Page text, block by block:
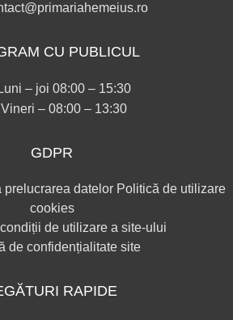
CU PUBLICUL
Luni – joi 08:00 – 15:30
Vineri – 08:00 – 13:30
GDPR
prelucrarea datelor Politică de utilizare
cookies
de utilizare a site-ului
de confidențialitate site
RAPIDE